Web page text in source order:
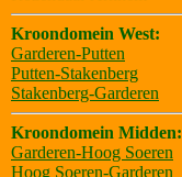
Kroondomein West:
Garderen-Putten
Putten-Stakenberg
Stakenberg-Garderen
Kroondomein Midden:
Garderen-Hoog Soeren
Hoog Soeren-Garderen